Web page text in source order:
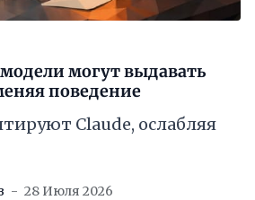
могут выдавать
поведение
Claude, ослабляя
28 Июля 2026